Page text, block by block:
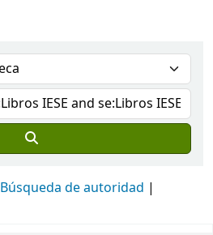
Búsqueda de autoridad